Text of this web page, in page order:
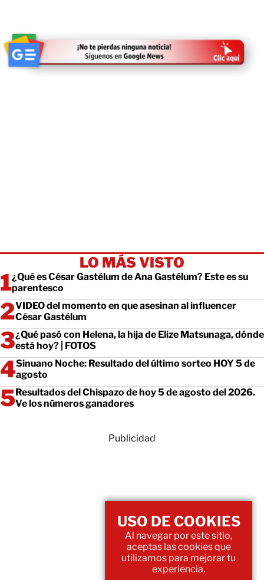
LO MÁS VISTO
¿Qué es César Gastélum de Ana Gastélum? Este es su
parentesco
VIDEO del momento en que asesinan al influencer
César Gastélum
¿Qué pasó con Helena, la hija de Elize Matsunaga, dónde
está hoy? | FOTOS
Sinuano Noche: Resultado del último sorteo HOY 5 de
agosto
Resultados del Chispazo de hoy 5 de agosto del 2026.
Ve los números ganadores
Publicidad
USO DE COOKIES
Al navegar por este sitio,
aceptas las cookies que
utilizamos para mejorar tu
experiencia.